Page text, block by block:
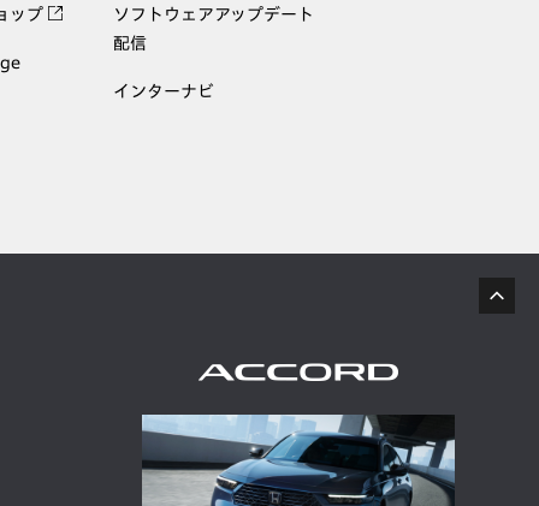
ップ
ソフトウェアアップデート
配信
インターナビ